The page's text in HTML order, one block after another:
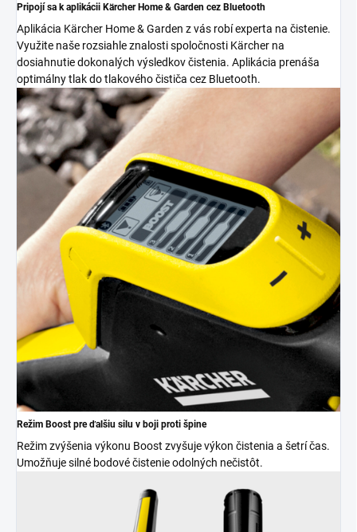
Pripojí sa k aplikácii Kärcher Home & Garden cez Bluetooth
Aplikácia Kärcher Home & Garden z vás robí experta na čistenie.
Využite naše rozsiahle znalosti spoločnosti Kärcher na
dosiahnutie dokonalých výsledkov čistenia. Aplikácia prenáša
optimálny tlak do tlakového čističa cez Bluetooth.
Režim Boost pre ďalšiu silu v boji proti špine
Režim zvýšenia výkonu Boost zvyšuje výkon čistenia a šetrí čas.
Umožňuje silné bodové čistenie odolných nečistôt.